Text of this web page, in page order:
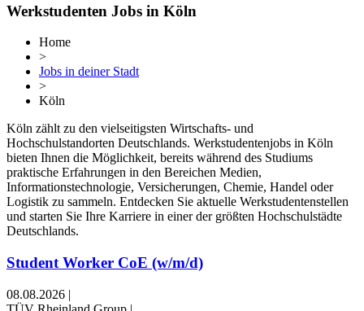
Werkstudenten Jobs in Köln
Home
>
Jobs in deiner Stadt
>
Köln
Köln zählt zu den vielseitigsten Wirtschafts- und
Hochschulstandorten Deutschlands. Werkstudentenjobs in Köln
bieten Ihnen die Möglichkeit, bereits während des Studiums
praktische Erfahrungen in den Bereichen Medien,
Informationstechnologie, Versicherungen, Chemie, Handel oder
Logistik zu sammeln. Entdecken Sie aktuelle Werkstudentenstellen
und starten Sie Ihre Karriere in einer der größten Hochschulstädte
Deutschlands.
Student Worker CoE (w/m/d)
08.08.2026 |